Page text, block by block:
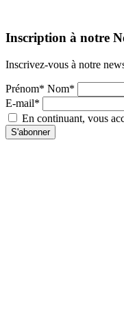
Inscription à notre
Inscrivez-vous à notre
Prénom* Nom*
E-mail*
En continuant, vous